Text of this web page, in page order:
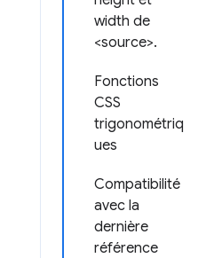
width de
<source>.
Fonctions
CSS
trigonométriq
ues
Compatibilité
avec la
dernière
référence